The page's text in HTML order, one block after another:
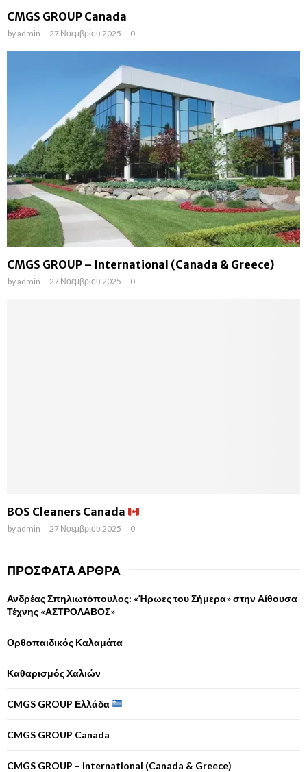
CMGS GROUP Canada
byadmin 27 Νοεμβρίου 2025 0
CMGS GROUP – International (Canada & Greece)
byadmin 27 Νοεμβρίου 2025 0
BOS Cleaners Canada
byadmin 27 Νοεμβρίου 2025 0
ΠΡΌΣΦΑΤΑ ΆΡΘΡΑ
Ανδρέας Σπηλιωτόπουλος: «Ήρωες του Σήμερα» στην Αίθουσα
Τέχνης «ΑΣΤΡΟΛΑΒΟΣ»
Ορθοπαιδικός Καλαμάτα
Καθαρισμός Χαλιών
CMGS GROUP Ελλάδα
CMGS GROUP Canada
CMGS GROUP – International (Canada & Greece)